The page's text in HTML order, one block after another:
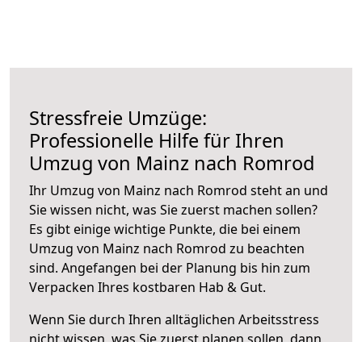
Stressfreie Umzüge:
Professionelle Hilfe für Ihren
Umzug von Mainz nach Romrod
Ihr Umzug von Mainz nach Romrod steht an und
Sie wissen nicht, was Sie zuerst machen sollen?
Es gibt einige wichtige Punkte, die bei einem
Umzug von Mainz nach Romrod zu beachten
sind. Angefangen bei der Planung bis hin zum
Verpacken Ihres kostbaren Hab & Gut.
Wenn Sie durch Ihren alltäglichen Arbeitsstress